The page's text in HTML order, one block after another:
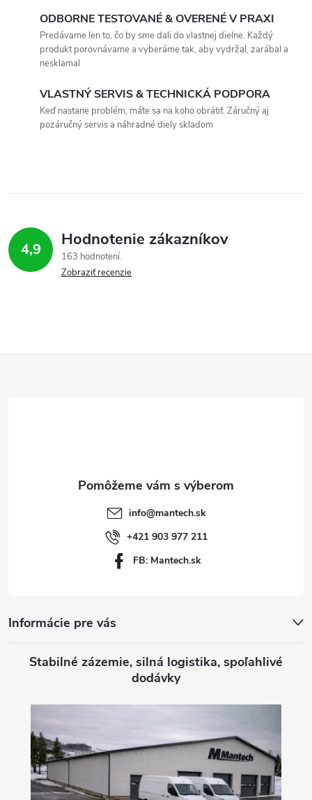
ODBORNE TESTOVANÉ & OVERENÉ V PRAXI
Predávame len to, čo by sme dali do vlastnej dielne. Každý
produkt porovnávame a vyberáme tak, aby vydržal, zarábal a
nesklamal
VLASTNÝ SERVIS & TECHNICKÁ PODPORA
Keď nastane problém, máte sa na koho obrátiť. Záručný aj
pozáručný servis a náhradné diely skladom
4,9 Hodnotenie zákazníkov
163 hodnotení
Zobraziť recenzie
info@mantech.sk
+421 903 977 211
FB: Mantech.sk
Informácie pre vás
Stabilné zázemie, silná logistika, spoľahlivé
dodávky